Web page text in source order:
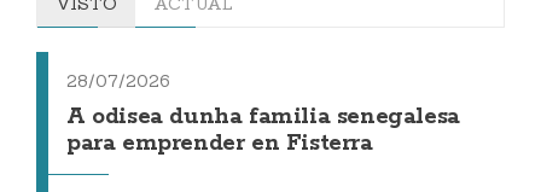
28/07/2026
A odisea dunha familia senegalesa
para emprender en Fisterra